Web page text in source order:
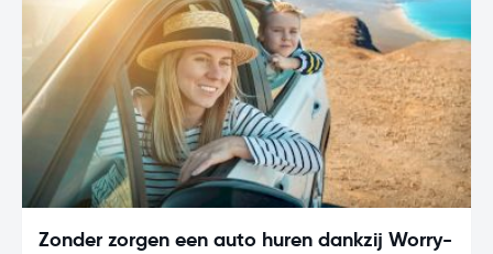
Zonder zorgen een auto huren dankzij Worry-